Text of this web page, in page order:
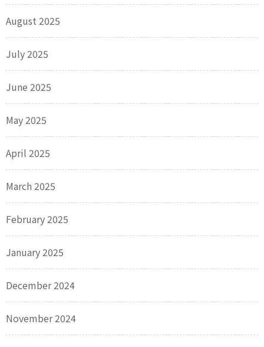
August 2025
July 2025
June 2025
May 2025
April 2025
March 2025
February 2025
January 2025
December 2024
November 2024